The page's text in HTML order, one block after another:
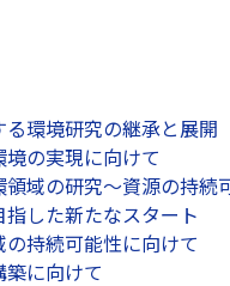
環境研究の継承と展開
の実現に向けて
域の研究～資源の持
した新たなスタート
持続可能性に向けて
に向けて